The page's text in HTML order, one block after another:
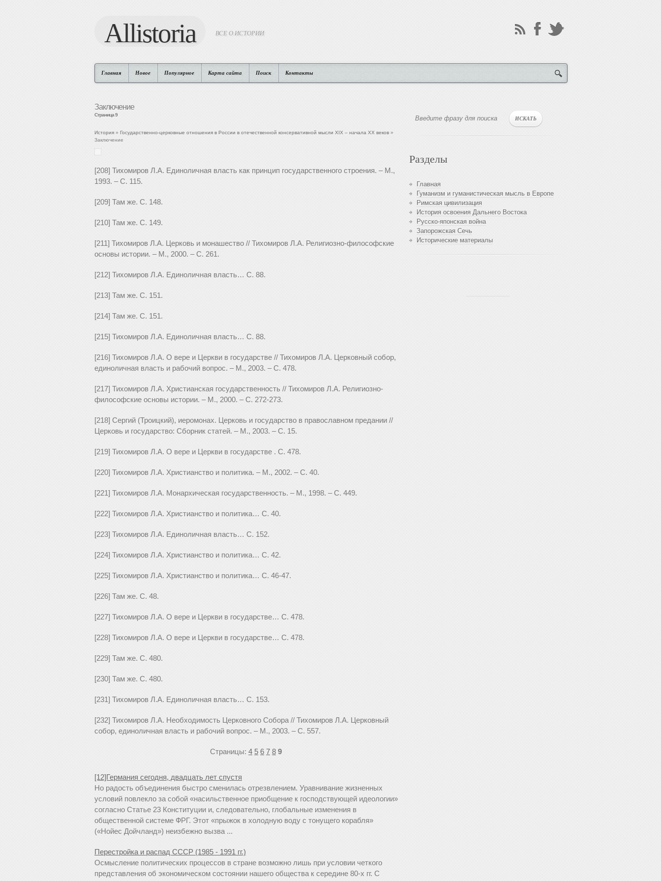
Allistoria ВСЕ О ИСТОРИИ
Главная Новое Популярное Карта сайта Поиск Контакты
Заключение
Страница 9
История » Государственно-церковные отношения в России в отечественной консервативной мысли XIX – начала XX веков »
Заключение
[208] Тихомиров Л.А. Единоличная власть как принцип государственного строения. – М.,
1993. – С. 115.
[209] Там же. С. 148.
[210] Там же. С. 149.
[211] Тихомиров Л.А. Церковь и монашество // Тихомиров Л.А. Религиозно-философские
основы истории. – М., 2000. – С. 261.
[212] Тихомиров Л.А. Единоличная власть… С. 88.
[213] Там же. С. 151.
[214] Там же. С. 151.
[215] Тихомиров Л.А. Единоличная власть… С. 88.
[216] Тихомиров Л.А. О вере и Церкви в государстве // Тихомиров Л.А. Церковный собор,
единоличная власть и рабочий вопрос. – М., 2003. – С. 478.
[217] Тихомиров Л.А. Христианская государственность // Тихомиров Л.А. Религиозно-
философские основы истории. – М., 2000. – С. 272-273.
[218] Сергий (Троицкий), иеромонах. Церковь и государство в православном предании //
Церковь и государство: Сборник статей. – М., 2003. – С. 15.
[219] Тихомиров Л.А. О вере и Церкви в государстве . С. 478.
[220] Тихомиров Л.А. Христианство и политика. – М., 2002. – С. 40.
[221] Тихомиров Л.А. Монархическая государственность. – М., 1998. – С. 449.
[222] Тихомиров Л.А. Христианство и политика… С. 40.
[223] Тихомиров Л.А. Единоличная власть… С. 152.
[224] Тихомиров Л.А. Христианство и политика… С. 42.
[225] Тихомиров Л.А. Христианство и политика… С. 46-47.
[226] Там же. С. 48.
[227] Тихомиров Л.А. О вере и Церкви в государстве… С. 478.
[228] Тихомиров Л.А. О вере и Церкви в государстве… С. 478.
[229] Там же. С. 480.
[230] Там же. С. 480.
[231] Тихомиров Л.А. Единоличная власть… С. 153.
[232] Тихомиров Л.А. Необходимость Церковного Собора // Тихомиров Л.А. Церковный
собор, единоличная власть и рабочий вопрос. – М., 2003. – С. 557.
Страницы: 4 5 6 7 8 9
[12]Германия сегодня, двадцать лет спустя
Но радость объединения быстро сменилась отрезвлением. Уравнивание жизненных
условий повлекло за собой «насильственное приобщение к господствующей идеологии»
согласно Статье 23 Конституции и, следовательно, глобальные изменения в
общественной системе ФРГ. Этот «прыжок в холодную воду с тонущего корабля»
(«Нойес Дойчланд») неизбежно вызва ...
Перестройка и распад СССР (1985 - 1991 гг.)
Осмысление политических процессов в стране возможно лишь при условии четкого
представления об экономическом состоянии нашего общества к середине 80-х гг. С
Разделы
Главная
Гуманизм и гуманистическая мысль в Европе
Римская цивилизация
История освоения Дальнего Востока
Русско-японская война
Запорожская Сечь
Исторические материалы